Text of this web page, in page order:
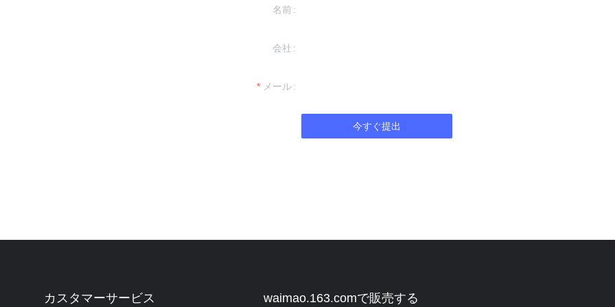
名前
会社
メール
今すぐ提出
カスタマーサービス waimao.163.comで販売する